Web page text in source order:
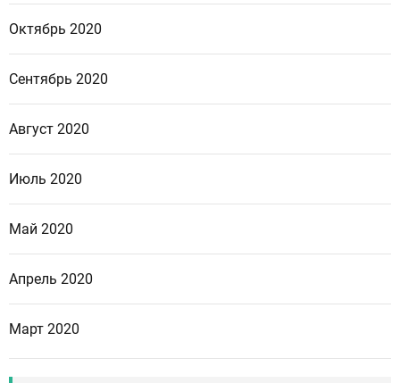
Октябрь 2020
Сентябрь 2020
Август 2020
Июль 2020
Май 2020
Апрель 2020
Март 2020